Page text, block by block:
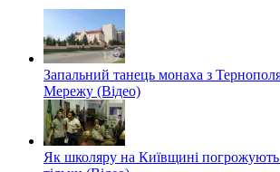
Запальний танець монаха з
Мережу (Відео)
Як школяру на Київщині погрожують